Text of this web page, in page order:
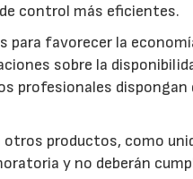
control más eficientes.
para favorecer la
sobre la
profesionales
productos, como
y no deberán